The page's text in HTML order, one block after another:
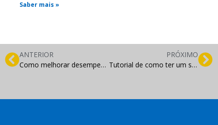
Saber mais »
ANTERIOR
Como melhorar desempenho de blog e sites
PRÓXIMO
Tutorial de como ter um site organizado